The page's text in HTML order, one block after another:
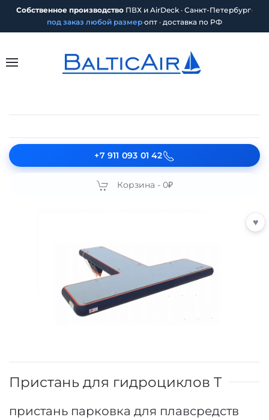
Собственное производство ПВХ и AirDeck · Санкт-Петербург·
под заказ любой размер·опт · доставка по РФ
+7 911 093 01 42
Корзина - 0₽
Пристань для гидроциклов T
пристань парковка для плавсредств
♥